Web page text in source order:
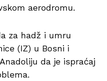
aerodromu.
za hadž i umru
(IZ) u Bosni i
da je ispraćaj